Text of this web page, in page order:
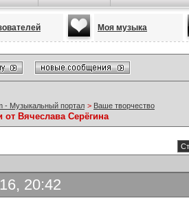
Моя музыка
- Музыкальный портал > Ваше творчество
от Вячеслава Серёгина
20:42